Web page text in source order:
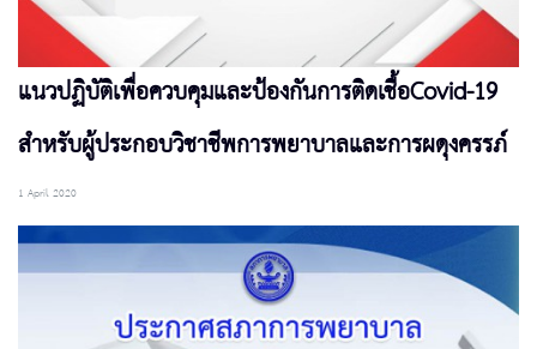
แนวปฏิบัติเพื่อควบคุมและป้องกันการติดเชื้อCovid-19
สำหรับผู้ประกอบวิชาชีพการพยาบาลและการผดุงครรภ์
1 April 2020